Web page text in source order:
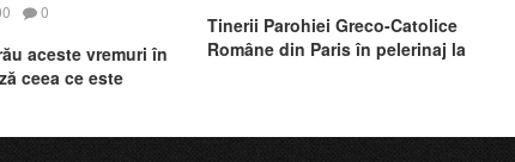
0
aceste vremuri în
ceea ce este
Tinerii Parohiei Greco-Catolice
Române din Paris în pelerinaj la